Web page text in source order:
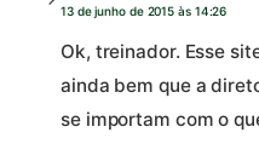
13 de junho de 2015 às 14:26
Ok, treinador. Esse
ainda bem que a
se importam com o